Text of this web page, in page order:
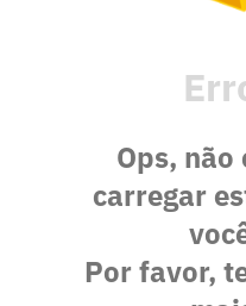
Ops, não
carregar
Por favor,